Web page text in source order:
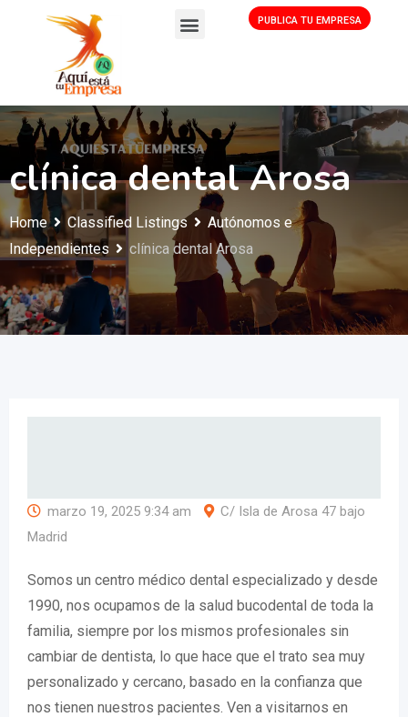
PUBLICA TU EMPRESA
clínica dental Arosa
Home Classified Listings
Autónomos e
Independientes
clínica dental Arosa
marzo 19, 2025 9:34 am
C/ Isla de Arosa 47 bajo
Madrid
Somos un centro médico dental especializado y desde
1990, nos ocupamos de la salud bucodental de toda la
familia, siempre por los mismos profesionales sin
cambiar de dentista, lo que hace que el trato sea muy
personalizado y cercano, basado en la confianza que
nos tienen nuestros pacientes. Ven a visitarnos en